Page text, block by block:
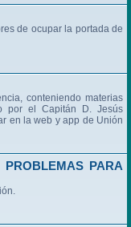
de ocupar la portada de
conteniendo materias
por el Capitán D. Jesús
en la web y app de Unión
PARA